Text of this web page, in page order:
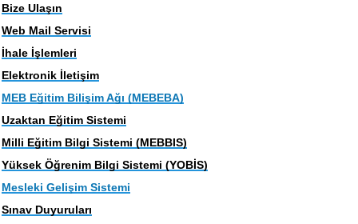
Bize Ulaşın
Web Mail Servisi
İhale İşlemleri
Elektronik İletişim
MEB Eğitim Bilişim Ağı (MEBEBA)
Uzaktan Eğitim Sistemi
Milli Eğitim Bilgi Sistemi (MEBBIS)
Yüksek Öğrenim Bilgi Sistemi (YOBİS)
Mesleki Gelişim Sistemi
Sınav Duyuruları